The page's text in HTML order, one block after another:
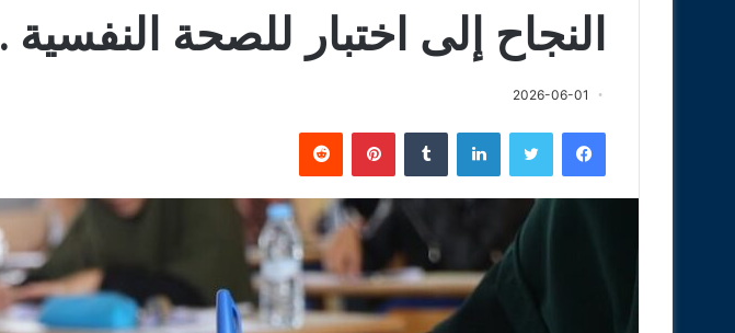
النجاح إلى اختبار للصحة النفسية .
2026-06-01
فيسبوك لينكدإن بينتيريست